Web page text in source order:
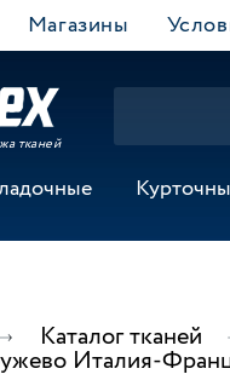
Магазины
тканей
Каталог тканей
Италия-